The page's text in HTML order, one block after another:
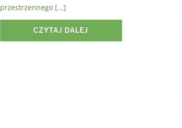
przestrzennego [...]
CZYTAJ DALEJ